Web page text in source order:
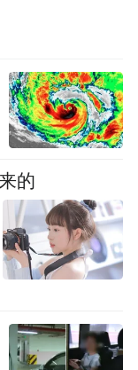
地为选手们加
的